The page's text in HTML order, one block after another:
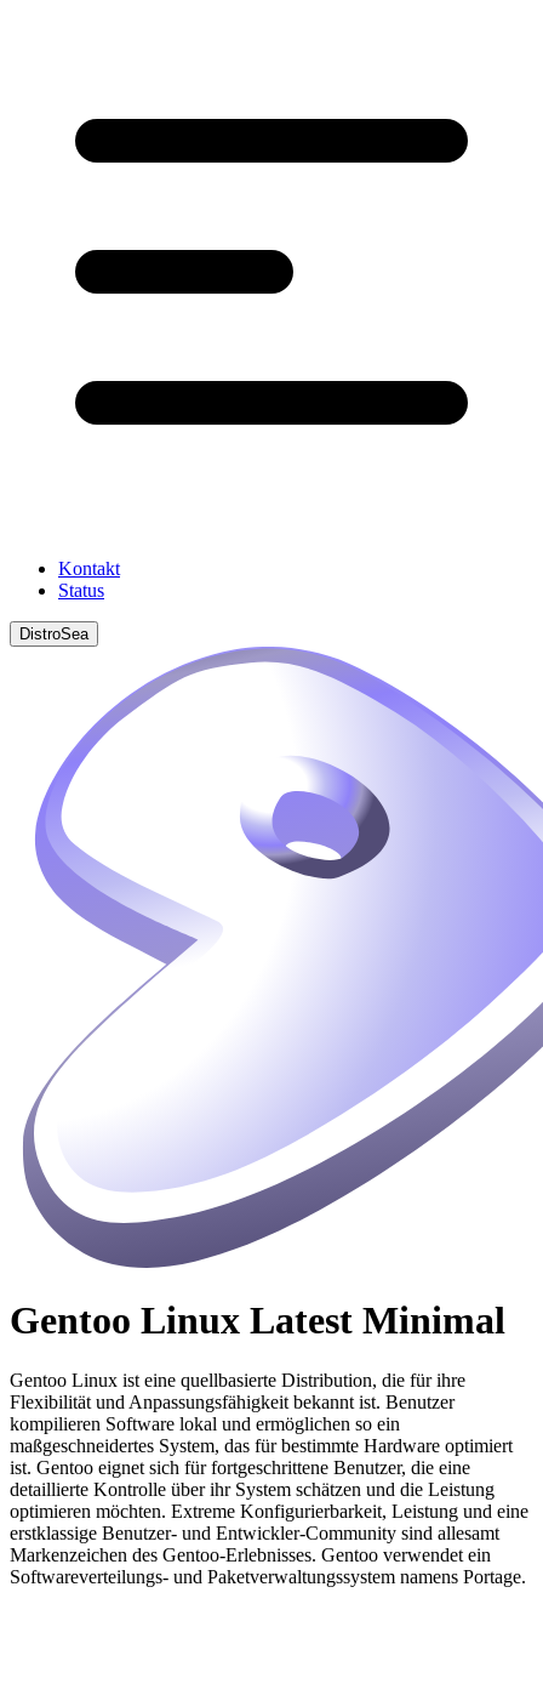
Kontakt
Status
DistroSea
Gentoo Linux Latest Minimal
Gentoo Linux ist eine quellbasierte Distribution, die für ihre
Flexibilität und Anpassungsfähigkeit bekannt ist. Benutzer
kompilieren Software lokal und ermöglichen so ein
maßgeschneidertes System, das für bestimmte Hardware optimiert
ist. Gentoo eignet sich für fortgeschrittene Benutzer, die eine
detaillierte Kontrolle über ihr System schätzen und die Leistung
optimieren möchten. Extreme Konfigurierbarkeit, Leistung und eine
erstklassige Benutzer- und Entwickler-Community sind allesamt
Markenzeichen des Gentoo-Erlebnisses. Gentoo verwendet ein
Softwareverteilungs- und Paketverwaltungssystem namens Portage.